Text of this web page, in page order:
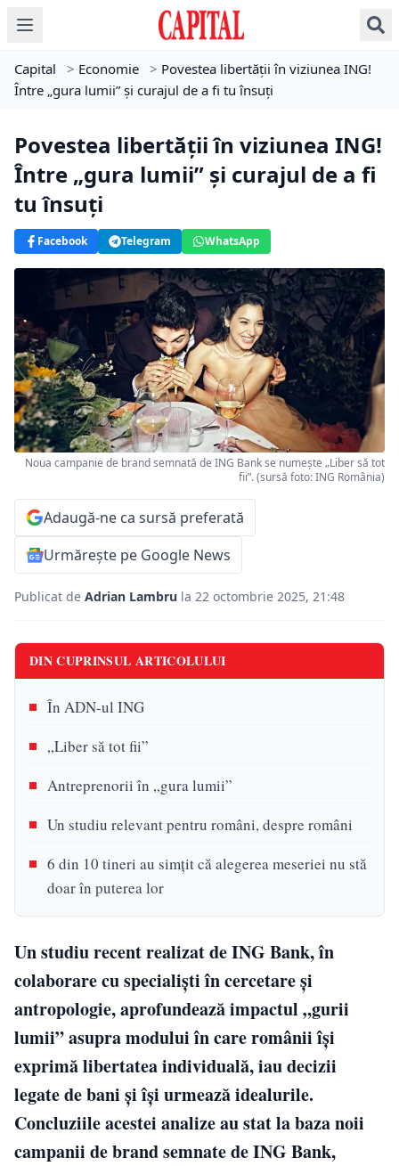
Capital > Economie > Povestea libertății în viziunea ING!
Între „gura lumii” și curajul de a fi tu însuți
Povestea libertății în viziunea ING!
Între „gura lumii” și curajul de a fi
tu însuți
Facebook Telegram WhatsApp
Noua campanie de brand semnată de ING Bank se numește „Liber să tot
fii”. (sursă foto: ING România)
Adaugă-ne ca sursă preferată
Urmărește pe Google News
Publicat de Adrian Lambru la 22 octombrie 2025, 21:48
DIN CUPRINSUL ARTICOLULUI
În ADN-ul ING
„Liber să tot fii”
Antreprenorii în „gura lumii”
Un studiu relevant pentru români, despre români
6 din 10 tineri au simțit că alegerea meseriei nu stă
doar în puterea lor
Un studiu recent realizat de ING Bank, în
colaborare cu specialiști în cercetare și
antropologie, aprofundează impactul „gurii
lumii” asupra modului în care românii își
exprimă libertatea individuală, iau decizii
legate de bani și își urmează idealurile.
Concluziile acestei analize au stat la baza noii
campanii de brand semnate de ING Bank,